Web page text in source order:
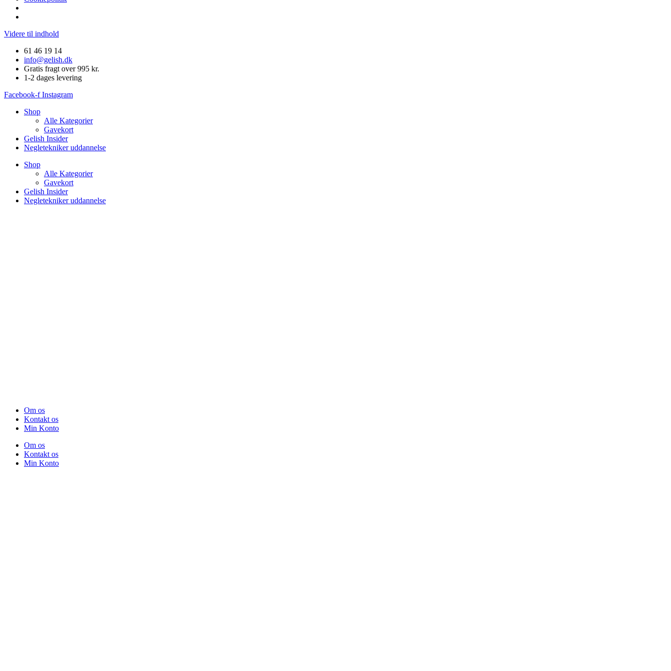
Videre til indhold
61 46 19 14
info@gelish.dk
Gratis fragt over 995 kr.
1-2 dages levering
Facebook-f Instagram
Shop
Alle Kategorier
Gavekort
Gelish Insider
Negletekniker uddannelse
Shop
Alle Kategorier
Gavekort
Gelish Insider
Negletekniker uddannelse
Om os
Kontakt os
Min Konto
Om os
Kontakt os
Min Konto